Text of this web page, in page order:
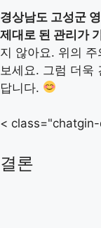
경상남도 고성군
제대로 된 관리가
지 않아요. 위의
보세요. 그럼 더욱
답니다.
<
결론